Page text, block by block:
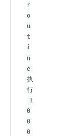
r
o
u
t
i
n
e
执
行
1
0
0
0